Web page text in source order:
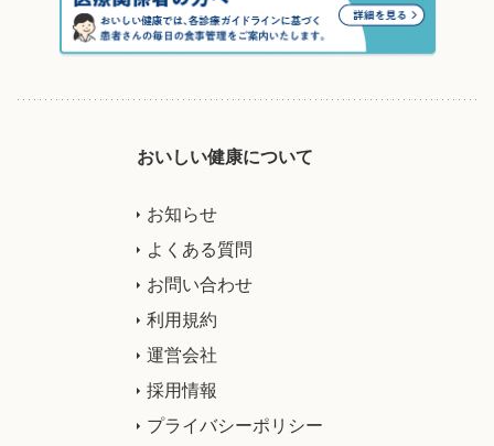
おいしい健康について
お知らせ
よくある質問
お問い合わせ
利用規約
運営会社
採用情報
プライバシーポリシー